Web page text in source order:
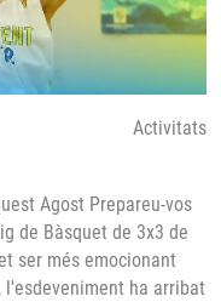
Activitats
Agost Prepareu-vos
de Bàsquet de 3x3 de
ser més emocionant
ha arribat